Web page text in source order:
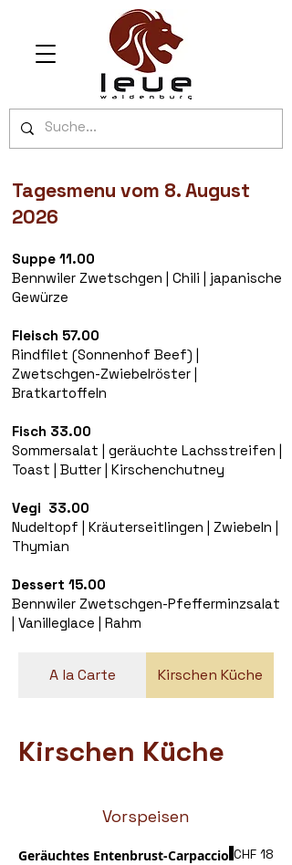
Tagesmenu vom 8. August
2026
Suppe 11.00
Bennwiler Zwetschgen | Chili | japanische
Gewürze
Fleisch 57.00
Rindfilet (Sonnenhof Beef) |
Zwetschgen-Zwiebelröster |
Bratkartoffeln
Fisch 33.00
Sommersalat | geräuchte Lachsstreifen |
Toast | Butter | Kirschenchutney
Vegi 33.00
Nudeltopf | Kräuterseitlingen | Zwiebeln |
Thymian
Dessert 15.00
Bennwiler Zwetschgen-Pfefferminzsalat
| Vanilleglace | Rahm
A la Carte Kirschen Küche
Kirschen Küche
Vorspeisen
Geräuchtes Entenbrust-Carpaccio CHF 18